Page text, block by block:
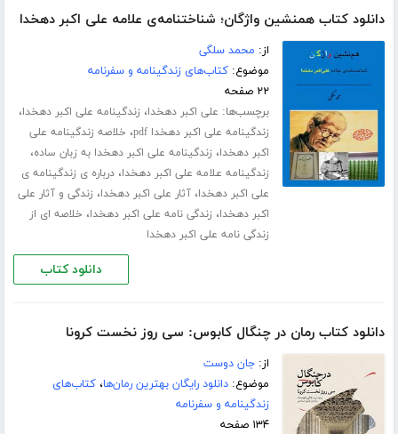
دانلود کتاب همنشین واژگان؛ شناختنامه‌ی علامه علی اکبر دهخدا
از: محمد سلگی
موضوع:کتاب‌های زندگینامه و سفرنامه
۲۲ صفحه
برچسب‌ها: علی اکبر دهخدا، زندگینامه علی اکبر دهخدا،
زندگینامه علی اکبر دهخدا pdf ، خلاصه زندگینامه علی
اکبر دهخدا، زندگینامه علی اکبر دهخدا به زبان ساده،
زندگینامه علامه علی اکبر دهخدا،درباره ی زندگینامه ی
علی اکبر دهخدا،آثار علی اکبر دهخدا، زندگی و آثار علی
اکبر دهخدا، زندگی نامه علی اکبر دهخدا، خلاصه ای از
زندگی نامه علی اکبر دهخدا
دانلود کتاب
دانلود کتاب رمان در چنگال کابوس: سی روز نخست کرونا
از:جان دوست
موضوع:دانلود رایگان بهترین رمان‌ها،کتاب‌های
زندگینامه و سفرنامه
۱۳۴ صفحه